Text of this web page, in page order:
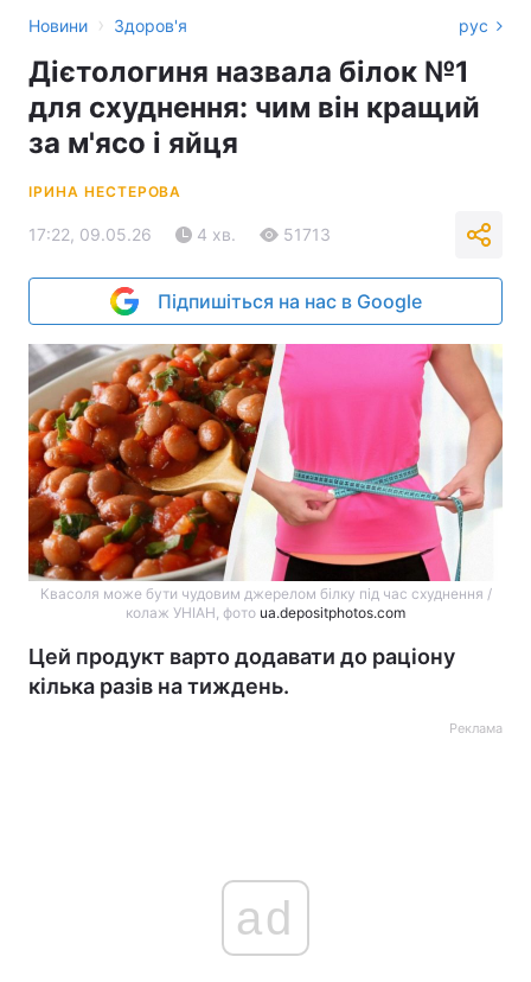
Новини › Здоров'я рус
Дієтологиня назвала білок №1
для схуднення: чим він кращий
за м'ясо і яйця
ІРИНА НЕСТЕРОВА
17:22, 09.05.26 4 хв. 51713
Підпишіться на нас в Google
Квасоля може бути чудовим джерелом білку під час схуднення /
колаж УНІАН, фото ua.depositphotos.com
Цей продукт варто додавати до раціону
кілька разів на тиждень.
Реклама
ad